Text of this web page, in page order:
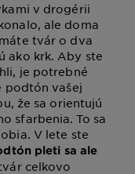
v drogérii
ale doma
tvár o dva
ako krk. Aby ste
je potrebné
podtón vašej
že sa orientujú
sfarbenia. To sa
V lete ste
pleti sa ale
celkovo